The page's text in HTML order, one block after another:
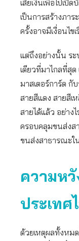
เสียเงินเพื่อไปเปิ
เป็นการสร้างภา
ครั้งอาจมีเงื่อนไข
แต่ถึงอย่างนั้น ระ
เดียวที่มาไกลที่สุ
มาสเตอร์การ์ด กั
สายสีแดง สายสีเ
สายได้แล้ว อย่าง
ครอบคลุมขนส่งส
ขนส่งสาธารณะใ
ความหวั
ประเทศ
ด้วยเหตุผลทั้งหม